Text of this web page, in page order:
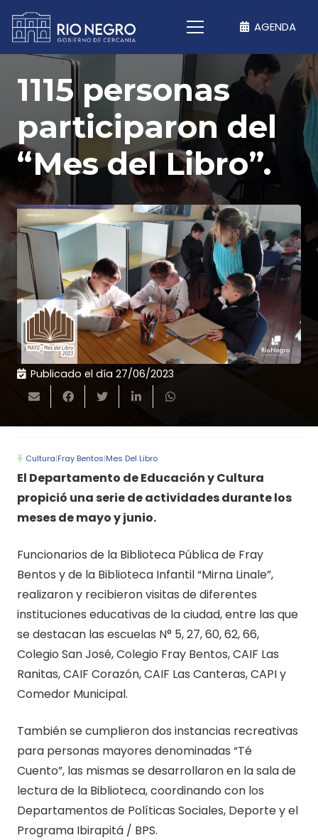
AGENDA
1115 personas
participaron del
“Mes del Libro”.
Publicado el día 27/06/2023
Cultura|Fray Bentos|Mes Del Libro
El Departamento de Educación y Cultura
propició una serie de actividades durante los
meses de mayo y junio.
Funcionarios de la Biblioteca Pública de Fray
Bentos y de la Biblioteca Infantil “Mirna Linale”,
realizaron y recibieron visitas de diferentes
instituciones educativas de la ciudad, entre las que
se destacan las escuelas N° 5, 27, 60, 62, 66,
Colegio San José, Colegio Fray Bentos, CAIF Las
Ranitas, CAIF Corazón, CAIF Las Canteras, CAPI y
Comedor Municipal.
También se cumplieron dos instancias recreativas
para personas mayores denominadas “Té
Cuento”, las mismas se desarrollaron en la sala de
lectura de la Biblioteca, coordinando con los
Departamentos de Políticas Sociales, Deporte y el
Programa Ibirapitá / BPS.